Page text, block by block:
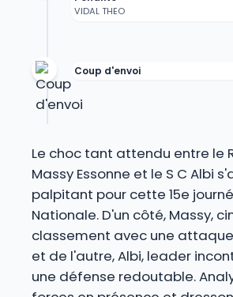
VIDAL THEO
Coup d'envoi
Le choc tant attendu entre le
Massy Essonne et le S C Albi
palpitant pour cette 15e
Nationale. D'un côté, Massy,
classement avec une
et de l'autre, Albi, leader
une défense redoutable.